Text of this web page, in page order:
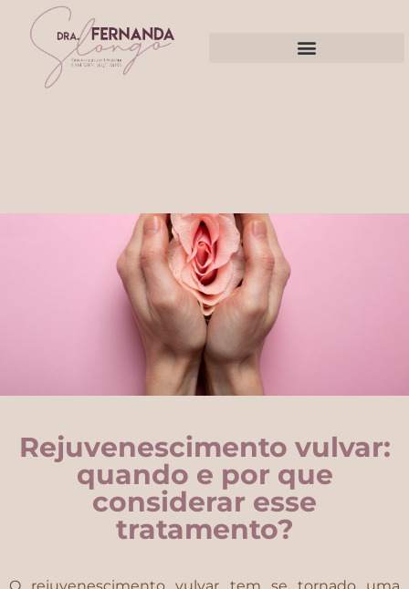
Rejuvenescimento vulvar:
quando e por que
considerar esse
tratamento?